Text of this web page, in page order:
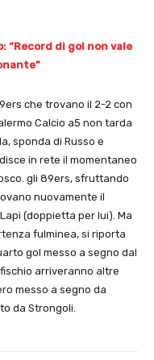
“Record di gol non vale
che trovano il 2-2 con
Calcio a5 non tarda
sponda di Russo e
in rete il momentaneo
gli 89ers, sfruttando
nuovamente il
(doppietta per lui). Ma
fulminea, si riporta
gol messo a segno dal
arriveranno altre
messo a segno da
da Strongoli.